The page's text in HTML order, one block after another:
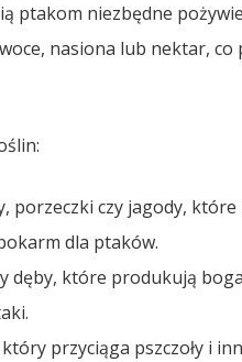
ptakom niezbędne
nasiona lub nektar,
porzeczki czy jagody,
dla ptaków.
dęby, które produkują
przyciąga pszczoły i